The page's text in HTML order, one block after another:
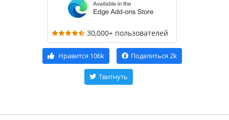
30,000+ пользователей
Нравится 106k Поделиться 2k
Твитнуть